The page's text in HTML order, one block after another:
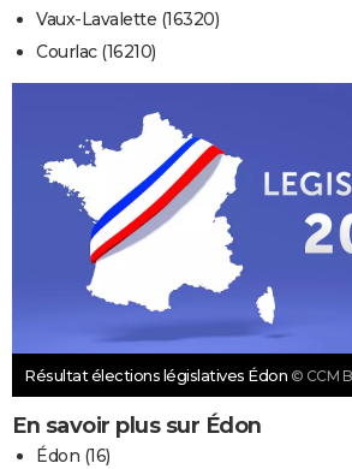
Vaux-Lavalette (16320)
Courlac (16210)
Résultat élections législatives Édon © CCM
En savoir plus sur Édon
Édon (16)